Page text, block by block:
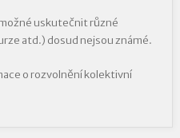
uskutečnit různé
atd.) dosud nejsou známé.
o rozvolnění kolektivní